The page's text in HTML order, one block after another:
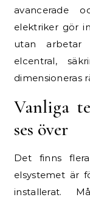
avancerade
elektriker gör
utan arbetar
elcentral,
dimensioneras
Vanliga
ses över
Det finns
elsystemet är
installerat.